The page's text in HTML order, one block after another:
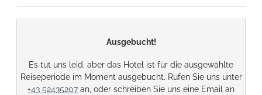
Ausgebucht!
Es tut uns leid, aber das Hotel ist für die ausgewählte
Reiseperiode im Moment ausgebucht. Rufen Sie uns unter
+43 52435207 an, oder schreiben Sie uns eine Email an